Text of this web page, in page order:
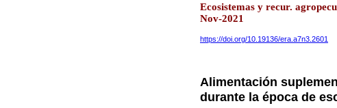
Ecosistemas y recur.
Nov-2021
https://doi.org/10.19136/era.a7n3.2601
Alimentación
durante la época de